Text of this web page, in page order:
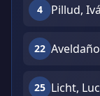
4 Pillud,
22
25 Licht,